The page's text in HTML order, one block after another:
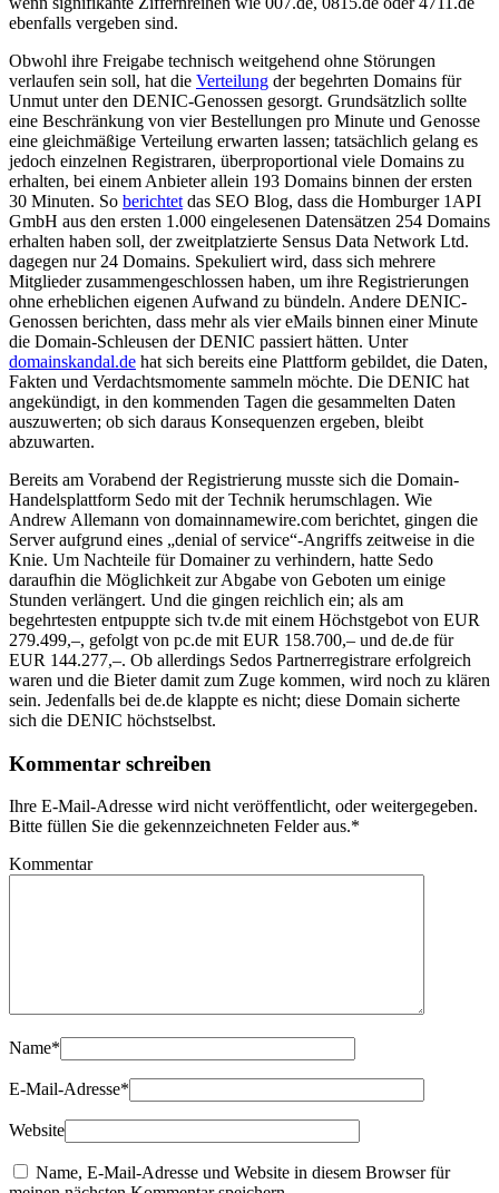
ebenfalls vergeben sind.
Obwohl ihre Freigabe technisch weitgehend ohne Störungen
verlaufen sein soll, hat die Verteilung der begehrten Domains für
Unmut unter den DENIC-Genossen gesorgt. Grundsätzlich sollte
eine Beschränkung von vier Bestellungen pro Minute und Genosse
eine gleichmäßige Verteilung erwarten lassen; tatsächlich gelang es
jedoch einzelnen Registraren, überproportional viele Domains zu
erhalten, bei einem Anbieter allein 193 Domains binnen der ersten
30 Minuten. So berichtet das SEO Blog, dass die Homburger 1API
GmbH aus den ersten 1.000 eingelesenen Datensätzen 254 Domains
erhalten haben soll, der zweitplatzierte Sensus Data Network Ltd.
dagegen nur 24 Domains. Spekuliert wird, dass sich mehrere
Mitglieder zusammengeschlossen haben, um ihre Registrierungen
ohne erheblichen eigenen Aufwand zu bündeln. Andere DENIC-
Genossen berichten, dass mehr als vier eMails binnen einer Minute
die Domain-Schleusen der DENIC passiert hätten. Unter
domainskandal.de hat sich bereits eine Plattform gebildet, die Daten,
Fakten und Verdachtsmomente sammeln möchte. Die DENIC hat
angekündigt, in den kommenden Tagen die gesammelten Daten
auszuwerten; ob sich daraus Konsequenzen ergeben, bleibt
abzuwarten.
Bereits am Vorabend der Registrierung musste sich die Domain-
Handelsplattform Sedo mit der Technik herumschlagen. Wie
Andrew Allemann von domainnamewire.com berichtet, gingen die
Server aufgrund eines „denial of service“-Angriffs zeitweise in die
Knie. Um Nachteile für Domainer zu verhindern, hatte Sedo
daraufhin die Möglichkeit zur Abgabe von Geboten um einige
Stunden verlängert. Und die gingen reichlich ein; als am
begehrtesten entpuppte sich tv.de mit einem Höchstgebot von EUR
279.499,–, gefolgt von pc.de mit EUR 158.700,– und de.de für
EUR 144.277,–. Ob allerdings Sedos Partnerregistrare erfolgreich
waren und die Bieter damit zum Zuge kommen, wird noch zu klären
sein. Jedenfalls bei de.de klappte es nicht; diese Domain sicherte
sich die DENIC höchstselbst.
Kommentar schreiben
Ihre E-Mail-Adresse wird nicht veröffentlicht, oder weitergegeben.
Bitte füllen Sie die gekennzeichneten Felder aus.*
Kommentar
Name*
E-Mail-Adresse*
Website
Name, E-Mail-Adresse und Website in diesem Browser für